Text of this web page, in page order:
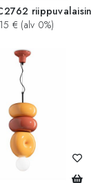
riippuvalaisin
€ (alv 0%)